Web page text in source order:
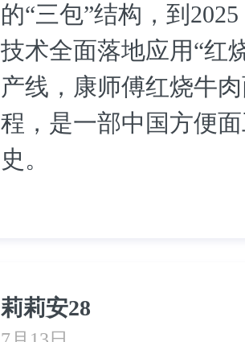
的“三包”结构，到
技术全面落地应用“红
产线，康师傅红烧牛
程，是一部中国方便
史。
莉莉安28